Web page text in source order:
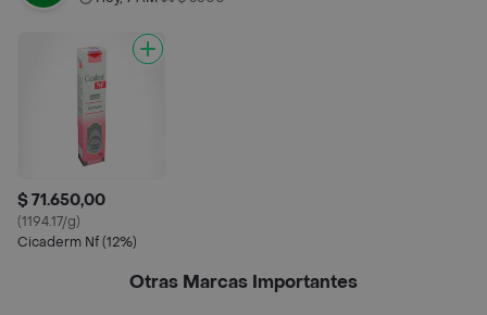
$ 71.650,00
(1194.17/g)
Cicaderm Nf (12%)
Otras Marcas Importantes